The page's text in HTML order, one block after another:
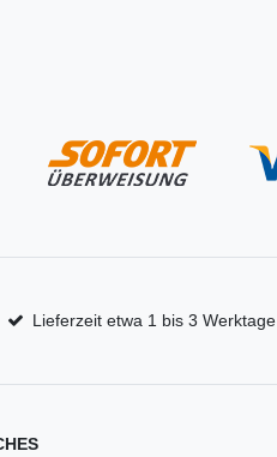
Lieferzeit etwa 1 bis 3 Werktage